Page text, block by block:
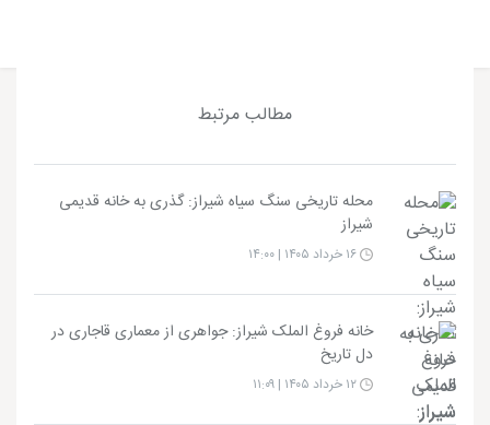
مطالب مرتبط
محله تاریخی سنگ سیاه شیراز: گذری به خانه قدیمی
شیراز
خانه فروغ الملک شیراز: جواهری از معماری قاجاری در
دل تاریخ